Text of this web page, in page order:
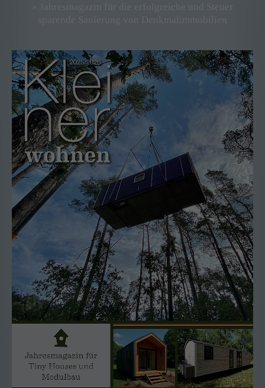
» Jahresmagazin für die erfolgreiche und Steuer
sparende Sanierung von Denkmalimmobilien